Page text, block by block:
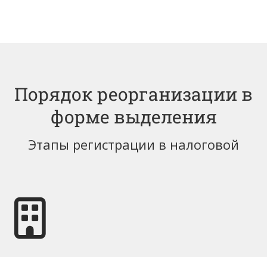
Порядок реорганизации в
форме выделения
Этапы регистрации в налоговой